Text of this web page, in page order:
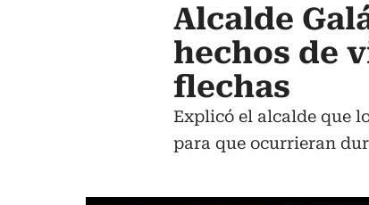
Alcalde
hechos de
flechas
Explicó el alcalde que
para que ocurrieran